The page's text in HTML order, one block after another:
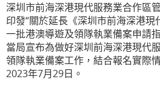
深圳市前海深港現代服務業合作區
印發“關於延長《深圳市前海深港
一批港澳導遊及領隊執業備案申請
當局宣布為做好深圳前海深港現代
領隊執業備案工作，結合報名實際
2023年7月29日。